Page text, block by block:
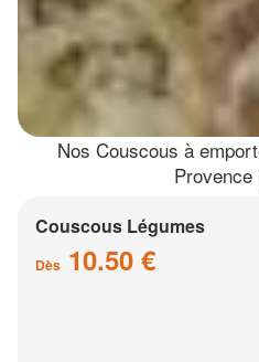
Nos Couscous à
Provence
Couscous Légumes
Dès 10.50 €